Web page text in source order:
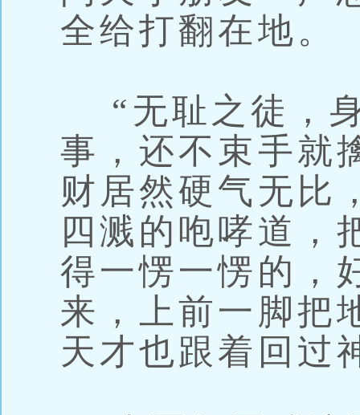
全给打翻在地。
“无耻之徒，
事，还不束手就
财居然硬气无比
四溅的咆哮道，
得一愣一愣的，
来，上前一脚把
天才也跟着回过